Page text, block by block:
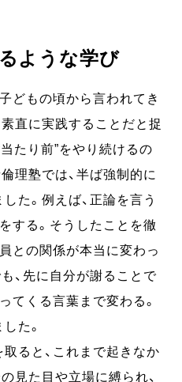
ような学び
どもの頃から言われてき
素直に実践することだと捉
当たり前”をやり続けるの
理塾では、半ば強制的に
た。例えば、正論を言う
する。そうしたことを徹
との関係が本当に変わっ
、先に自分が謝ることで
てくる言葉まで変わる。
た。
ると、これまで起きなか
見た目や立場に縛られ、